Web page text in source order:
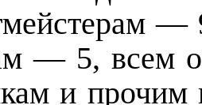
—
— 5, всем
и